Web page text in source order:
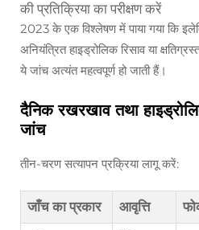
की प्रतिक्रिया का परीक्षण करें
2023 के एक विश्लेषण में पाया गया कि
अनियंत्रित हाइड्रोलिक रिसाव या
ये जांच अत्यंत महत्वपूर्ण हो जाती हैं।
दैनिक रखरखाव तथा
जांच
तीन-चरण सत्यापन प्रक्रिया लागू करें:
जाँच का प्रकार आवृत्ति